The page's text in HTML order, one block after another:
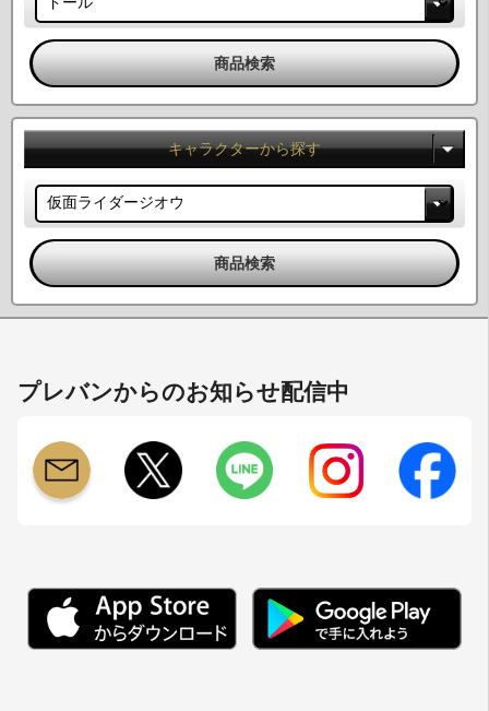
キャラクターから探す
プレバンからのお知らせ配信中